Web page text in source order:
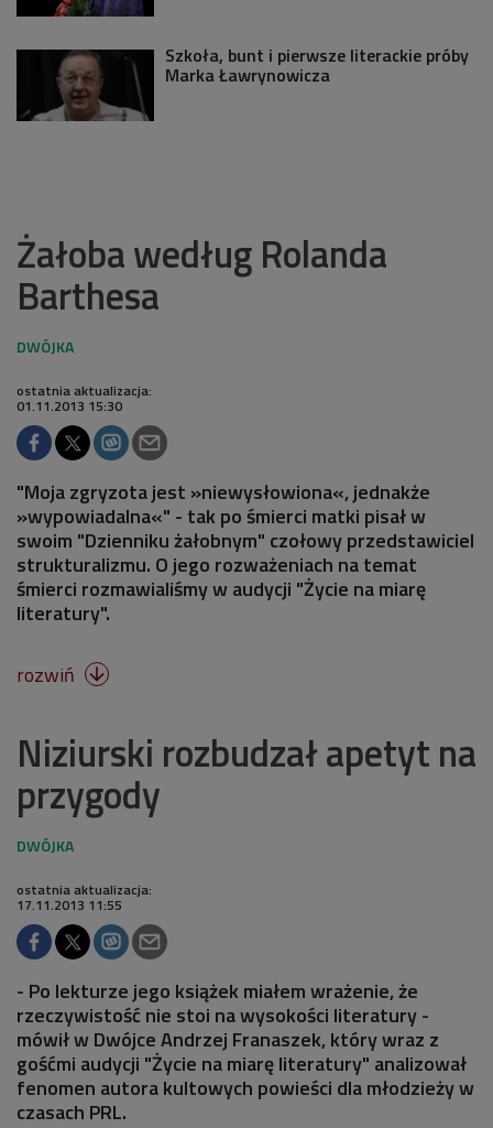
Szkoła, bunt i pierwsze literackie próby
Marka Ławrynowicza
Żałoba według Rolanda
Barthesa
ostatnia aktualizacja:
01.11.2013 15:30
"Moja zgryzota jest »niewysłowiona«, jednakże
»wypowiadalna«" - tak po śmierci matki pisał w
swoim "Dzienniku żałobnym" czołowy przedstawiciel
strukturalizmu. O jego rozważeniach na temat
śmierci rozmawialiśmy w audycji "Życie na miarę
literatury".
rozwiń 
Niziurski rozbudzał apetyt na
przygody
ostatnia aktualizacja:
17.11.2013 11:55
- Po lekturze jego książek miałem wrażenie, że
rzeczywistość nie stoi na wysokości literatury -
mówił w Dwójce Andrzej Franaszek, który wraz z
gośćmi audycji "Życie na miarę literatury" analizował
fenomen autora kultowych powieści dla młodzieży w
czasach PRL.